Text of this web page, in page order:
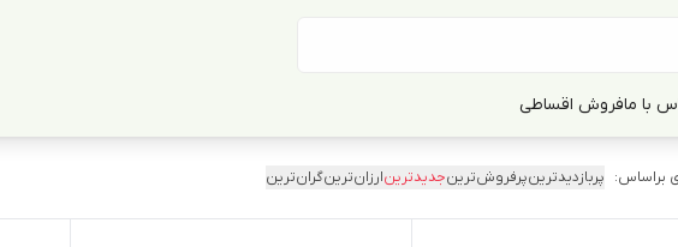
با مافروش اقساطی
براساس: پربازدیدترینپرفروش‌ترینجدیدترینارزان‌ترینگران‌ترین